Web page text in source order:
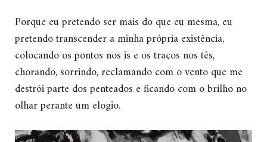
Porque eu pretendo ser mais do que eu mesma, eu
pretendo transcender a minha própria existência,
colocando os pontos nos is e os traços nos tês,
chorando, sorrindo, reclamando com o vento que me
destrói parte dos penteados e ficando com o brilho no
olhar perante um elogio.